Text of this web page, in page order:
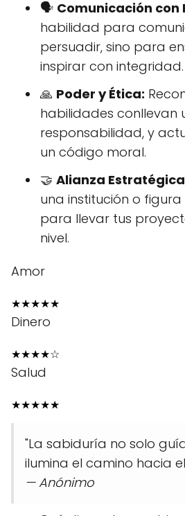
🗣️ Comunicación con
habilidad para
persuadir, sino para
inspirar con integridad.
🙏 Poder y Ética:
habilidades conllevan
responsabilidad, y
un código moral.
🤝 Alianza
una institución o
para llevar tus
nivel.
Amor
★★★★★
Dinero
★★★★☆
Salud
★★★★★
"La sabiduría no solo
ilumina el camino hacia
— Anónimo